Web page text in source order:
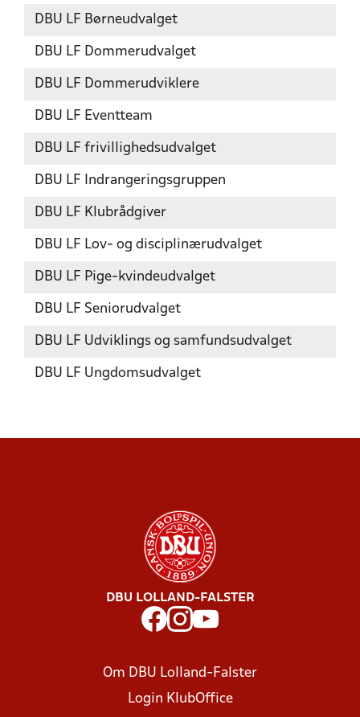
DBU LF Børneudvalget
DBU LF Dommerudvalget
DBU LF Dommerudviklere
DBU LF Eventteam
DBU LF frivillighedsudvalget
DBU LF Indrangeringsgruppen
DBU LF Klubrådgiver
DBU LF Lov- og disciplinærudvalget
DBU LF Pige-kvindeudvalget
DBU LF Seniorudvalget
DBU LF Udviklings og samfundsudvalget
DBU LF Ungdomsudvalget
DBU LOLLAND-FALSTER
Om DBU Lolland-Falster
Login KlubOffice